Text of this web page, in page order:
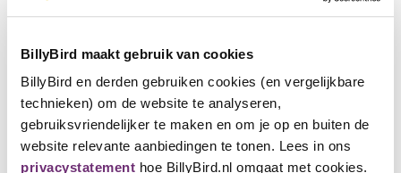
BillyBird maakt gebruik van cookies
BillyBird en derden gebruiken cookies (en vergelijkbare
technieken) om de website te analyseren,
gebruiksvriendelijker te maken en om je op en buiten de
website relevante aanbiedingen te tonen. Lees in ons
privacystatement hoe BillyBird.nl omgaat met cookies.
Choose a language
Nederlands
English
Deutsch
Become partner